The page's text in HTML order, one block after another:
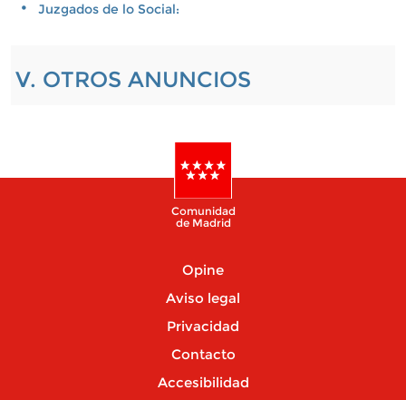
Juzgados de lo Social:
V. OTROS ANUNCIOS
Comunidad
de Madrid
Opine
Aviso legal
Privacidad
Contacto
Accesibilidad